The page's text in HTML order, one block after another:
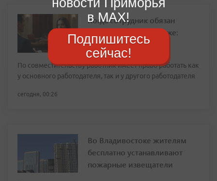
Когда сотрудник обязан
сообщить о подработке:
ответ юриста
По совместительству работник имеет право работать как
у основного работодателя, так и у другого работодателя
сегодня, 00:26
Во Владивостоке жителям
бесплатно устанавливают
пожарные извещатели
в MAX!
Подпишитесь
сейчас!